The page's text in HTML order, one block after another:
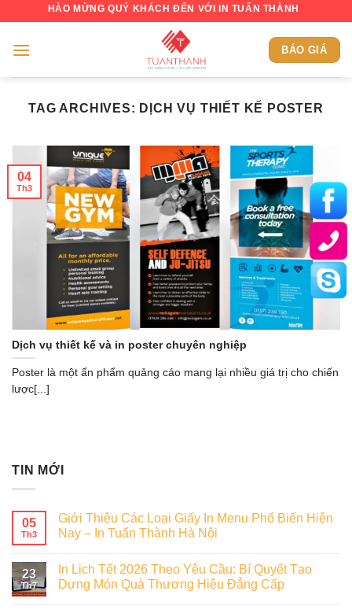
content
CHÀO MỪNG QUÝ KHÁCH ĐẾN VỚI IN TUẤN THÀNH
BÁO GIÁ
TAG ARCHIVES: DỊCH VỤ THIẾT KẾ POSTER
Dịch vụ thiết kế và in poster chuyên nghiệp
Poster là một ấn phẩm quảng cáo mang lại nhiều giá trị cho chiến
lược[...]
04
Th3
TIN MỚI
05
Th3
Giới Thiệu Các Loại Giấy In Menu Phổ Biến Hiện
Nay – In Tuấn Thành Hà Nội
23
Th7
In Lịch Tết 2026 Theo Yêu Cầu: Bí Quyết Tạo
Dựng Món Quà Thương Hiệu Đẳng Cấp